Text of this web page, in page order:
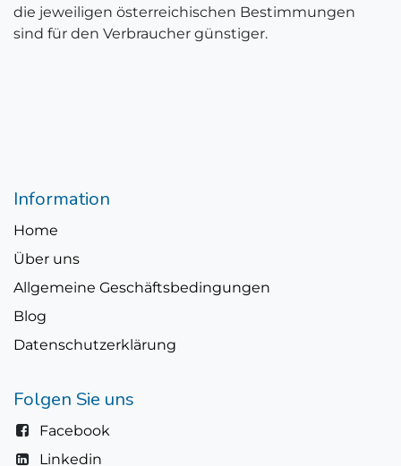
die jeweiligen österreichischen Bestimmungen
sind für den Verbraucher günstiger.
Information
Home
Über uns
Allgemeine Geschäftsbedingungen
Blog
Datenschutzerklärung
Folgen Sie uns
Facebook
Linkedin